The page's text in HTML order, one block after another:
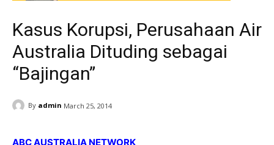
Kasus Korupsi, Perusahaan Air
Australia Dituding sebagai
“Bajingan”
By admin March 25, 2014
ABC AUSTRALIA NETWORK